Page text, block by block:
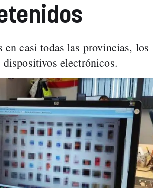
casi todas las provincias, los
dispositivos electrónicos.